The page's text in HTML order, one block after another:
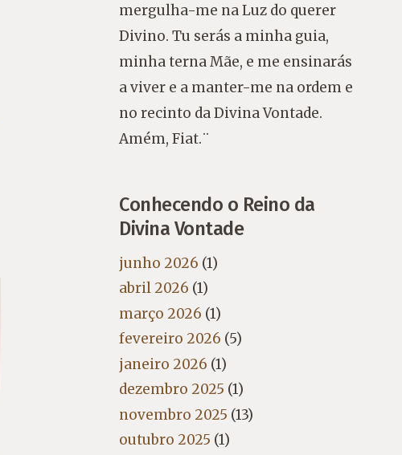
mergulha-me na Luz do querer
Divino. Tu serás a minha guia,
minha terna Mãe, e me ensinarás
a viver e a manter-me na ordem e
no recinto da Divina Vontade.
Amém, Fiat.¨
Conhecendo o Reino da
Divina Vontade
junho 2026 (1)
abril 2026 (1)
março 2026 (1)
fevereiro 2026 (5)
janeiro 2026 (1)
dezembro 2025 (1)
novembro 2025 (13)
outubro 2025 (1)